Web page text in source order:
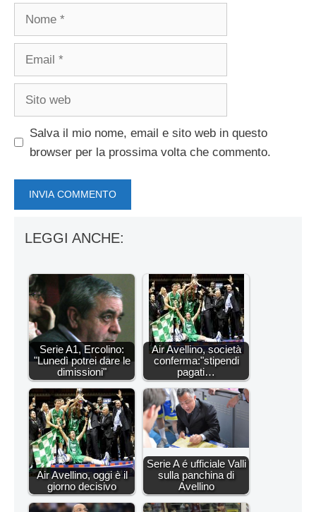
Salva il mio nome, email e sito web in questo
browser per la prossima volta che commento.
LEGGI ANCHE:
Serie A1, Ercolino:
"Lunedì potrei dare le
dimissioni"
Air Avellino, società
conferma:"stipendi
pagati…
Air Avellino, oggi è il
giorno decisivo
Serie A é ufficiale Valli
sulla panchina di
Avellino